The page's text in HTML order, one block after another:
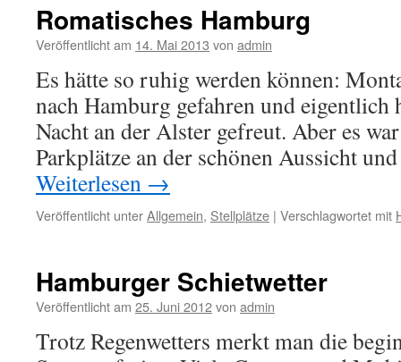
Romatisches Hamburg
Veröffentlicht am 14. Mai 2013 von admin
Es hätte so ruhig werden können:
nach Hamburg gefahren und eigentlich
Nacht an der Alster gefreut. Aber es
Parkplätze an der schönen Aussicht
Weiterlesen →
Veröffentlicht unterAllgemein, Stellplätze | Verschlagwortet mit
Hamburger Schietwetter
Veröffentlicht am 25. Juni 2012von admin
Trotz Regenwetters merkt man die